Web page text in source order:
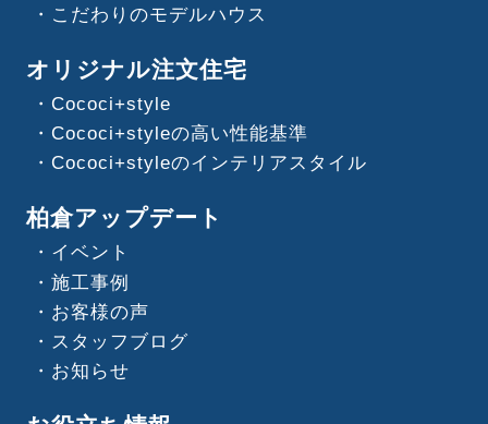
こだわりのモデルハウス
オリジナル注文住宅
Cococi+style
Cococi+styleの高い性能基準
Cococi+styleのインテリアスタイル
柏倉アップデート
イベント
施工事例
お客様の声
スタッフブログ
お知らせ